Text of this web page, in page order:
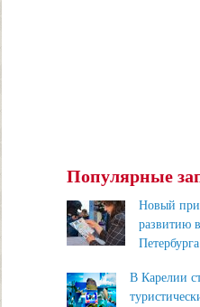
Популярные
Новый
развитию
Петербурга
В Карелии